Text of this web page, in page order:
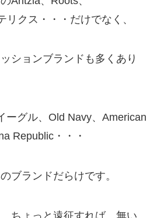
リクス・・・だけでなく、
ションブランドも多くあり
ーグル、Old Navy、American
Republic・・・
ブランドだらけです。
ちょっと遠征すれば、無い